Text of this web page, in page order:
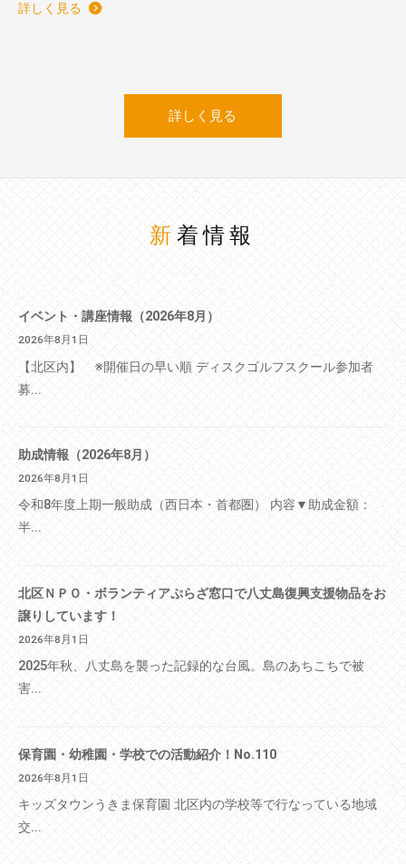
詳しく見る
詳しく見る
新着情報
イベント・講座情報（2026年8月）
2026年8月1日
【北区内】 ※開催日の早い順 ディスクゴルフスクール参加者
募...
助成情報（2026年8月）
2026年8月1日
令和8年度上期一般助成（西日本・首都圏） 内容▼助成金額：
半...
北区ＮＰＯ・ボランティアぷらざ窓口で八丈島復興支援物品をお
譲りしています！
2026年8月1日
2025年秋、八丈島を襲った記録的な台風。島のあちこちで被
害...
保育園・幼稚園・学校での活動紹介！No.110
2026年8月1日
キッズタウンうきま保育園 北区内の学校等で行なっている地域
交...